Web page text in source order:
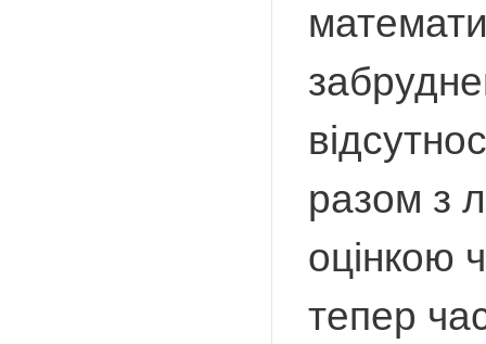
разом з
оцінкою
тепер